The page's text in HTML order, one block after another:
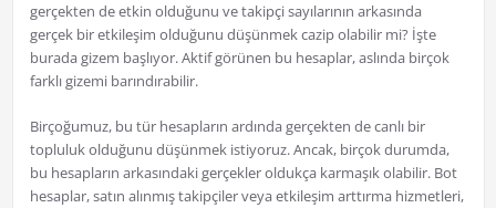
gerçekten de etkin olduğunu ve takipçi sayılarının arkasında
gerçek bir etkileşim olduğunu düşünmek cazip olabilir mi? İşte
burada gizem başlıyor. Aktif görünen bu hesaplar, aslında birçok
farklı gizemi barındırabilir.
Birçoğumuz, bu tür hesapların ardında gerçekten de canlı bir
topluluk olduğunu düşünmek istiyoruz. Ancak, birçok durumda,
bu hesapların arkasındaki gerçekler oldukça karmaşık olabilir. Bot
hesaplar, satın alınmış takipçiler veya etkileşim arttırma hizmetleri,